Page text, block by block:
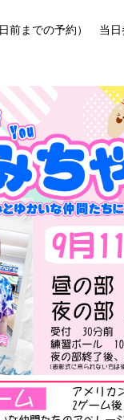
前までの予約） 当